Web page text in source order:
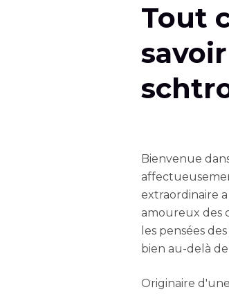
Tout
Bienvenue
extraordinaire
amoureux des
les pensées
bien au-delà
Originaire